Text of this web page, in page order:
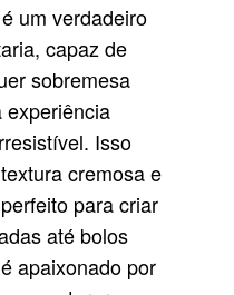
um verdadeiro
capaz de
sobremesa
experiência
Isso
cremosa e
para criar
até bolos
apaixonado por